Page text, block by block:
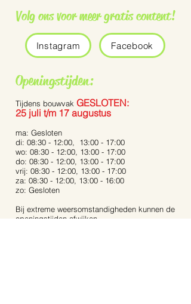
Volg ons voor meer gratis content!
Instagram Facebook
Openingstijden:
Tijdens bouwvak GESLOTEN:
25 juli t/m 17 augustus
ma: Gesloten
di: 08:30 - 12:00, 13:00 - 17:00
wo: 08:30 - 12:00, 13:00 - 17:00
do: 08:30 - 12:00, 13:00 - 17:00
vrij: 08:30 - 12:00, 13:00 - 17:00
za: 08:30 - 12:00, 13:00 - 16:00
zo: Gesloten
Bij extreme weersomstandigheden kunnen de
openingstijden afwijken.